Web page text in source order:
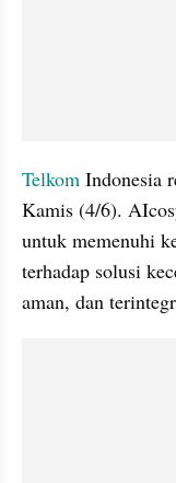
Telkom Indonesia
Kamis (4/6).
untuk memenuhi
terhadap solusi
aman, dan